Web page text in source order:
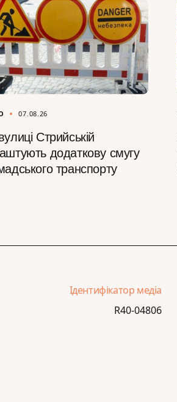
07.08.26
Стрийській
додаткову смугу
транспорту
Ідентифікатор медіа
R40-04806